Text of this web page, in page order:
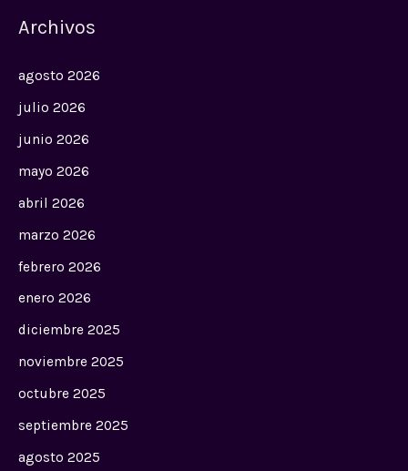
Archivos
agosto 2026
julio 2026
junio 2026
mayo 2026
abril 2026
marzo 2026
febrero 2026
enero 2026
diciembre 2025
noviembre 2025
octubre 2025
septiembre 2025
agosto 2025